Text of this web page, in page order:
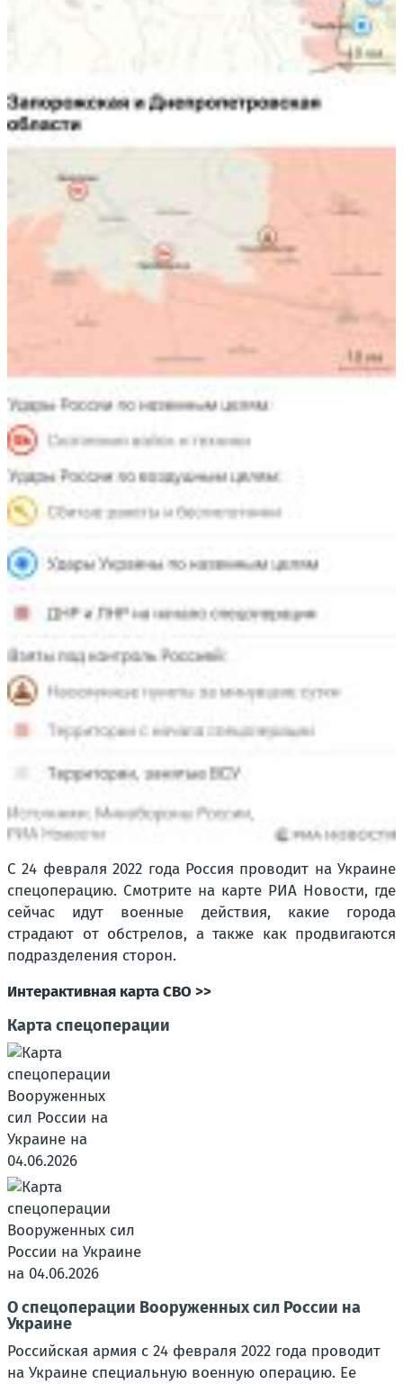
С 24 февраля 2022 года Россия проводит на Украине
спецоперацию. Смотрите на карте РИА Новости, где
сейчас идут военные действия, какие города
страдают от обстрелов, а также как продвигаются
подразделения сторон.
Интерактивная карта СВО >>
Карта спецоперации
О спецоперации Вооруженных сил России на
Украине
Российская армия с 24 февраля 2022 года проводит
на Украине специальную военную операцию. Ее